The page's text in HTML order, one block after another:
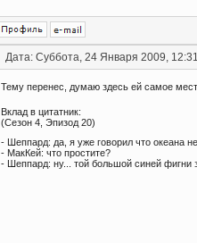
Дата: Суббота, 24 Января 2009,
Тему перенес, думаю здесь ей самое
Вклад в цитатник:
(Сезон 4, Эпизод 20)
- Шеппард: да, я уже говорил что океана
- МакКей: что простите?
- Шеппард: ну... той большой синей фигни